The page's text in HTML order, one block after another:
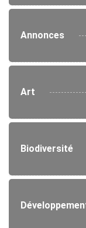
Annonces
Art
Biodiversité